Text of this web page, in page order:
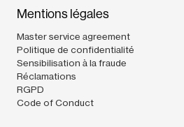
Mentions légales
Master service agreement
Politique de confidentialité
Sensibilisation à la fraude
Réclamations
RGPD
Code of Conduct